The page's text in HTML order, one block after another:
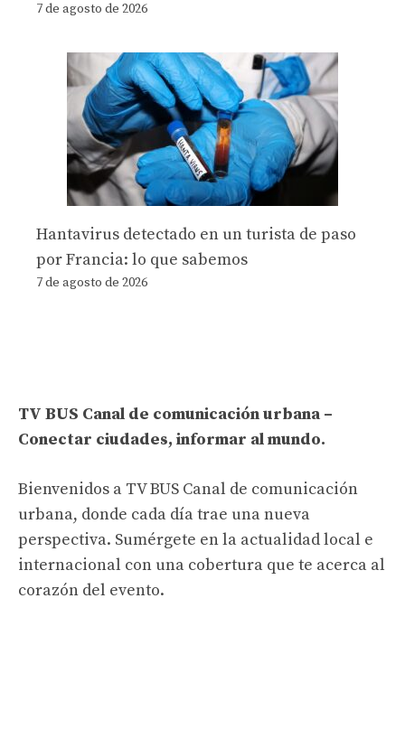
7 de agosto de 2026
Hantavirus detectado en un turista de paso
por Francia: lo que sabemos
7 de agosto de 2026
TV BUS Canal de comunicación urbana –
Conectar ciudades, informar al mundo.
Bienvenidos a TV BUS Canal de comunicación
urbana, donde cada día trae una nueva
perspectiva. Sumérgete en la actualidad local e
internacional con una cobertura que te acerca al
corazón del evento.